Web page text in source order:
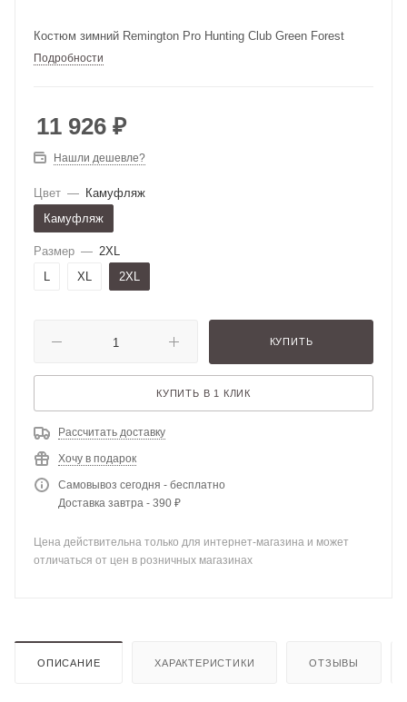
Костюм зимний Remington Pro Hunting Club Green Forest
Подробности
11 926 ₽
Нашли дешевле?
Цвет — Камуфляж
Камуфляж
Размер — 2XL
L
XL 2XL
КУПИТЬ
КУПИТЬ В 1 КЛИК
Рассчитать доставку
Хочу в подарок
Самовывоз сегодня - бесплатно
Доставка завтра - 390 ₽
Цена действительна только для интернет-магазина и может
отличаться от цен в розничных магазинах
ОПИСАНИЕ ХАРАКТЕРИСТИКИ ОТЗЫВЫ